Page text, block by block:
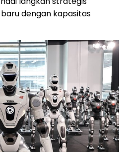
dengan kapasitas